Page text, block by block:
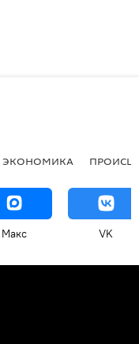
ЭКОНОМИКА
Макс VK